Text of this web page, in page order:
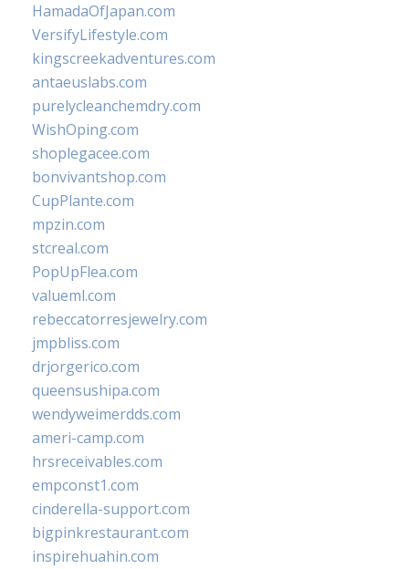
HamadaOfJapan.com
VersifyLifestyle.com
kingscreekadventures.com
antaeuslabs.com
purelycleanchemdry.com
WishOping.com
shoplegacee.com
bonvivantshop.com
CupPlante.com
mpzin.com
stcreal.com
PopUpFlea.com
valueml.com
rebeccatorresjewelry.com
jmpbliss.com
drjorgerico.com
queensushipa.com
wendyweimerdds.com
ameri-camp.com
hrsreceivables.com
empconst1.com
cinderella-support.com
bigpinkrestaurant.com
inspirehuahin.com